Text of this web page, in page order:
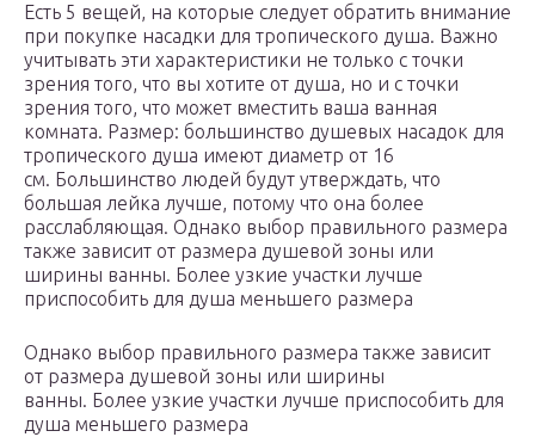
Есть 5 вещей, на которые следует обратить внимание
при покупке насадки для тропического душа. Важно
учитывать эти характеристики не только с точки
зрения того, что вы хотите от душа, но и с точки
зрения того, что может вместить ваша ванная
комната. Размер: большинство душевых насадок для
тропического душа имеют диаметр от 16
см. Большинство людей будут утверждать, что
большая лейка лучше, потому что она более
расслабляющая. Однако выбор правильного размера
также зависит от размера душевой зоны или
ширины ванны. Более узкие участки лучше
приспособить для душа меньшего размера
Однако выбор правильного размера также зависит
от размера душевой зоны или ширины
ванны. Более узкие участки лучше приспособить для
душа меньшего размера